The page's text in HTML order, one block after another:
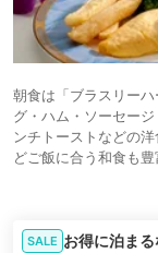
朝食は「ブラスリー
グ・ハム・ソーセー
ンチトーストなどの
どご飯に合う和食も豊
SALE お得に泊ま